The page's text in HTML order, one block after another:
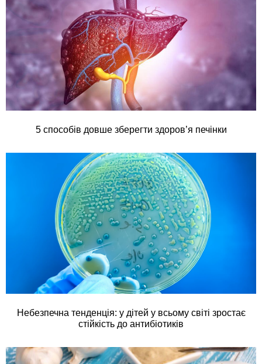
5 способів довше зберегти здоров’я печінки
Небезпечна тенденція: у дітей у всьому світі зростає
стійкість до антибіотиків